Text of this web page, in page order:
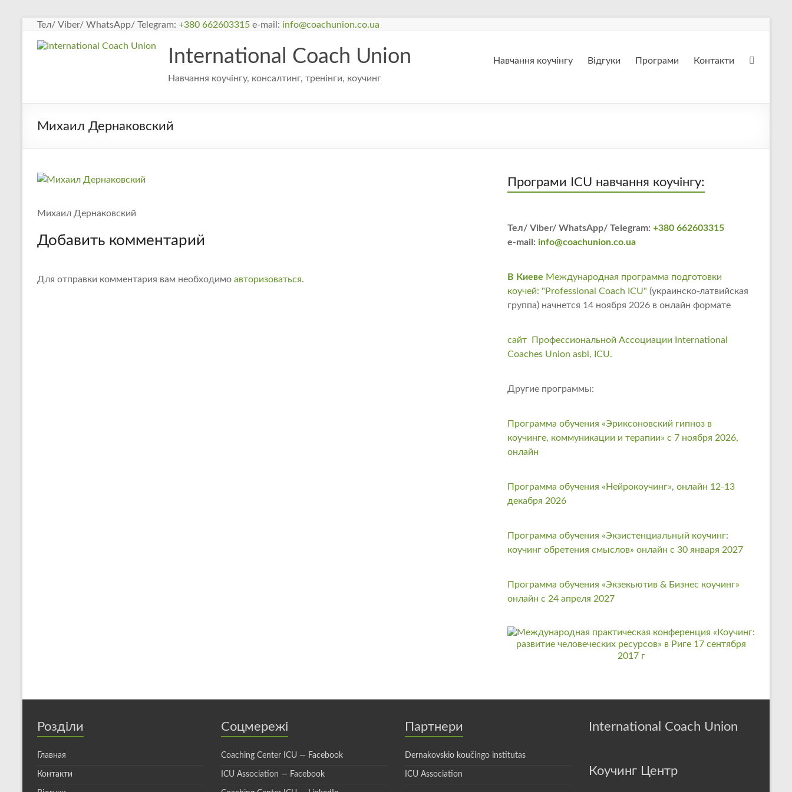
Перейти
содержимому
Тел/ Viber/ WhatsApp/ Telegram: +380 662603315 e-mail: info@coachunion.co.ua
International Coach Union
Навчання коучінгу, консалтинг, тренінги, коучинг
Навчання коучінгу Відгуки Програми Контакти
Михаил Дернаковский
Михаил Дернаковский
Добавить комментарий
Для отправки комментария вам необходимо авторизоваться.
Програми ICU навчання коучінгу:
Тел/ Viber/ WhatsApp/ Telegram: +380 662603315
e-mail: info@coachunion.co.ua
В Киеве Международная программа подготовки
коучей: "Professional Coach ICU" (украинско-латвийская
группа) начнется 14 ноября 2026 в онлайн формате
сайт Профессиональной Ассоциации International
Coaches Union asbl, ICU.
Другие программы:
Программа обучения «Эриксоновский гипноз в
коучинге, коммуникации и терапии» с 7 ноября 2026,
онлайн
Программа обучения «Нейрокоучинг», онлайн 12-13
декабря 2026
Программа обучения «Экзистенциальный коучинг:
коучинг обретения смыслов» онлайн с 30 января 2027
Программа обучения «Экзекьютив & Бизнес коучинг»
онлайн с 24 апреля 2027
Розділи
Главная
Контакти
Соцмережі
Coaching Center ICU — Facebook
ICU Association — Facebook
Партнери
Dernakovskio koučingo institutas
ICU Association
International Coach Union
Коучинг Центр